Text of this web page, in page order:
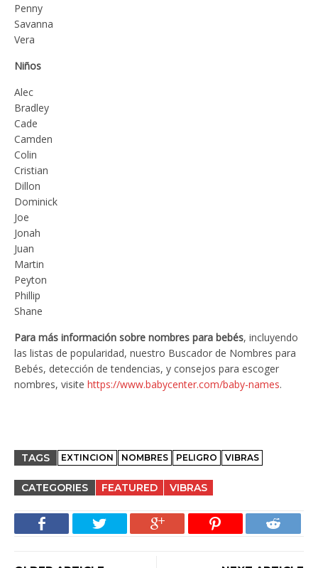
Penny
Savanna
Vera
Niños
Alec
Bradley
Cade
Camden
Colin
Cristian
Dillon
Dominick
Joe
Jonah
Juan
Martin
Peyton
Phillip
Shane
Para más información sobre nombres para bebés, incluyendo
las listas de popularidad, nuestro Buscador de Nombres para
Bebés, detección de tendencias, y consejos para escoger
nombres, visite https://www.babycenter.com/baby-names.
TAGS EXTINCION NOMBRES PELIGRO VIBRAS
CATEGORIES FEATURED VIBRAS